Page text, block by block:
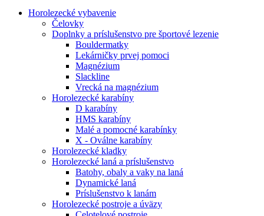
Horolezecké vybavenie
Čelovky
Doplnky a príslušenstvo pre športové lezenie
Bouldermatky
Lekárničky prvej pomoci
Magnézium
Slackline
Vrecká na magnézium
Horolezecké karabíny
D karabíny
HMS karabíny
Malé a pomocné karabínky
X - Oválne karabíny
Horolezecké kladky
Horolezecké laná a príslušenstvo
Batohy, obaly a vaky na laná
Dynamické laná
Príslušenstvo k lanám
Horolezecké postroje a úväzy